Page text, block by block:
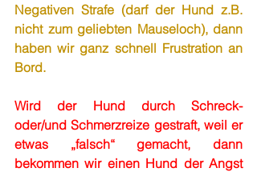
Negativen Strafe (darf der Hund z.B.
nicht zum geliebten Mauseloch), dann
haben wir ganz schnell Frustration an
Bord.
Wird der Hund durch Schreck-
oder/und Schmerzreize gestraft, weil er
etwas „falsch“ gemacht, dann
bekommen wir einen Hund der Angst